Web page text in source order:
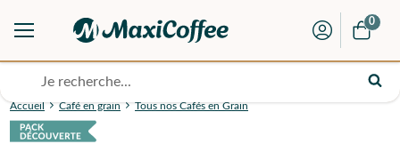
0
Accueil Café en grain Tous nos Cafés en Grain